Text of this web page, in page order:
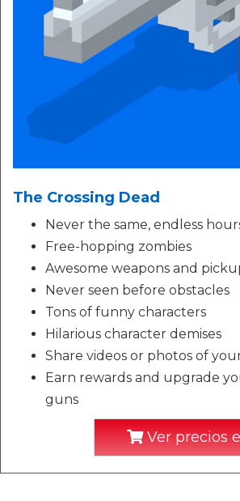
The Crossing Dead
Never the same, endless
Free-hopping zombies
Awesome weapons and
Never seen before obstacles
Tons of funny characters
Hilarious character demises
Share videos or photos of
Earn rewards and upgrade
guns
Ver precios